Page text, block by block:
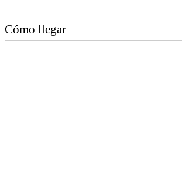
Cómo llegar